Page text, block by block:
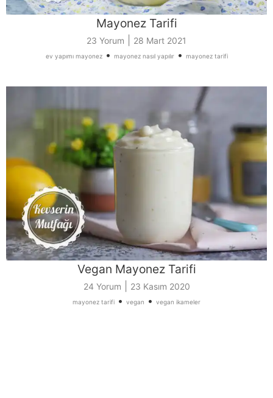
Mayonez Tarifi
23 Yorum 28 Mart 2021
ev yapımı mayonez• mayonez nasıl yapılır• mayonez tarifi
Vegan Mayonez Tarifi
24 Yorum 23 Kasım 2020
mayonez tarifi • vegan • vegan ikameler